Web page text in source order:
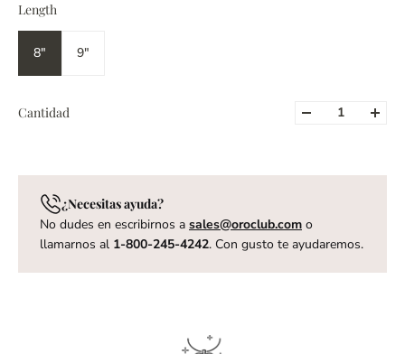
Length
8" 9"
Cantidad
¿Necesitas ayuda?
No dudes en escribirnos a sales@oroclub.com o
llamarnos al 1-800-245-4242. Con gusto te ayudaremos.